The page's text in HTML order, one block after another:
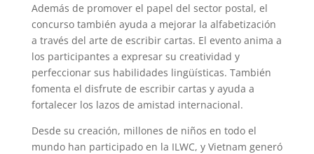
Además de promover el papel del sector postal, el
concurso también ayuda a mejorar la alfabetización
a través del arte de escribir cartas. El evento anima a
los participantes a expresar su creatividad y
perfeccionar sus habilidades lingüísticas. También
fomenta el disfrute de escribir cartas y ayuda a
fortalecer los lazos de amistad internacional.
Desde su creación, millones de niños en todo el
mundo han participado en la ILWC, y Vietnam generó